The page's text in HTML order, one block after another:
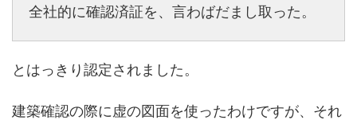
全社的に確認済証を、言わばだまし取った。
とはっきり認定されました。
建築確認の際に虚の図面を使ったわけですが、それ